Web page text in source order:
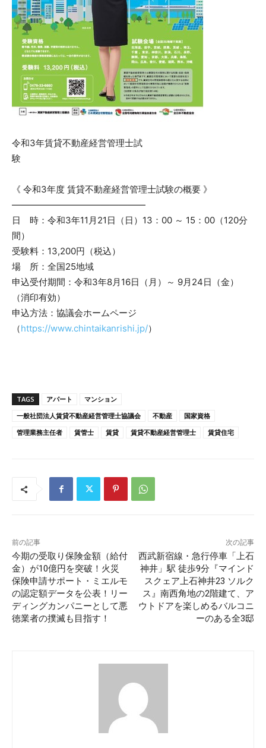
令和3年賃貸不動産経営管理士試
験
《 令和3年度 賃貸不動産経営管理士試験の概要 》
———————————————
日 時：令和3年11月21日（日）13：00 ～ 15：00（120分
間）
受験料：13,200円（税込）
場 所：全国25地域
申込受付期間：令和3年8月16日（月）～ 9月24日（金）
（消印有効）
申込方法：協議会ホームページ
（https://www.chintaikanrishi.jp/）
TAGS アパート
マンション
一般社団法人賃貸不動産経営管理士協議会
不動産
国家資格
管理業務主任者
賃管士 賃貸 賃貸不動産経営管理士 賃貸住宅
前の記事
今期の受取り保険金額（給付
金）が10億円を突破！火災
保険申請サポート・ミエルモ
の認定額データを公表！リー
ディングカンパニーとして悪
徳業者の撲滅も目指す！
次の記事
西武新宿線・急行停車「上石
神井」駅 徒歩9分『マインド
スクェア上石神井23 ソルク
ス』南西角地の2階建て、ア
ウトドアを楽しめるバルコニ
ーのある全3邸